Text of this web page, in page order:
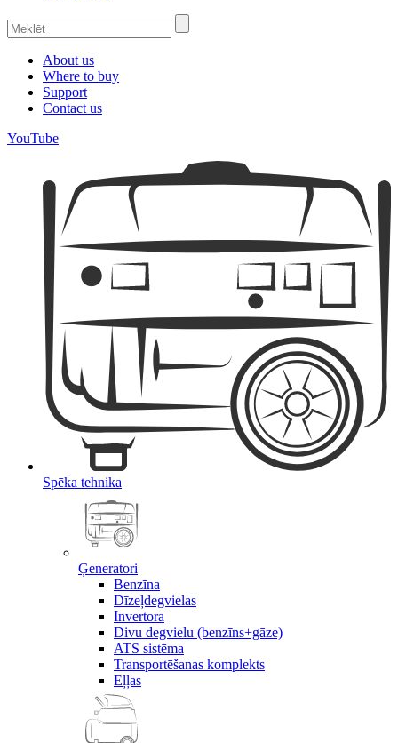
About us
Where to buy
Support
Contact us
YouTube
Spēka tehnika
Ģeneratori
Benzīna
Dīzeļdegvielas
Invertora
Divu degvielu (benzīns+gāze)
ATS sistēma
Transportēšanas komplekts
Eļļas